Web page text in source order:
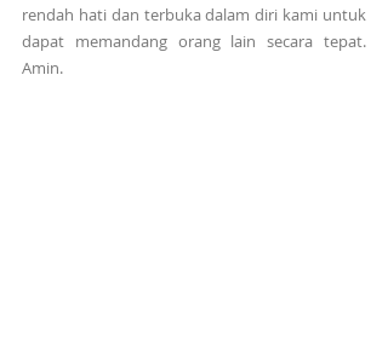
rendah hati dan terbuka dalam diri kami untuk
dapat memandang orang lain secara tepat.
Amin.